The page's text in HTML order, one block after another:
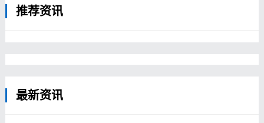
推荐资讯
最新资讯